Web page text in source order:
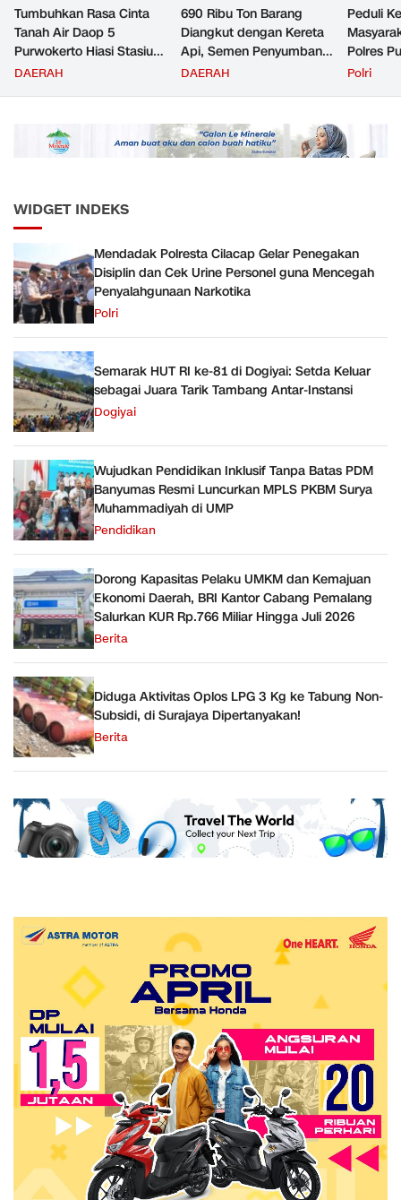
Tumbuhkan Rasa Cinta
Tanah Air Daop 5
Purwokerto Hiasi Stasiun
dengan Ornamen
DAERAH
690 Ribu Ton Barang
Diangkut dengan Kereta
Api, Semen Penyumbang
Volume Terbesar
Semester 1 Tahun 2026
DAERAH
Peduli
Polres
Jemput
Polri
WIDGET INDEKS
Mendadak Polresta Cilacap Gelar Penegakan
Disiplin dan Cek Urine Personel guna Mencegah
Penyalahgunaan Narkotika
Polri
Semarak HUT RI ke-81 di Dogiyai: Setda Keluar
sebagai Juara Tarik Tambang Antar-Instansi
Dogiyai
Wujudkan Pendidikan Inklusif Tanpa Batas PDM
Banyumas Resmi Luncurkan MPLS PKBM Surya
Muhammadiyah di UMP
Pendidikan
Dorong Kapasitas Pelaku UMKM dan Kemajuan
Ekonomi Daerah, BRI Kantor Cabang Pemalang
Salurkan KUR Rp.766 Miliar Hingga Juli 2026
Berita
Diduga Aktivitas Oplos LPG 3 Kg ke Tabung Non-
Subsidi, di Surajaya Dipertanyakan!
Berita